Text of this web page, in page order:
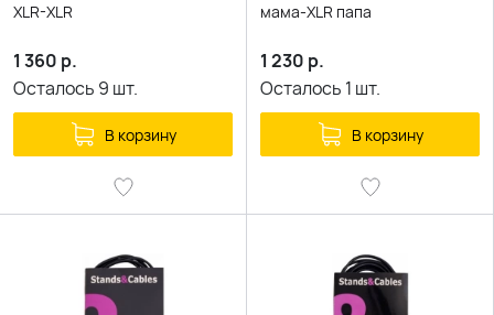
XLR-XLR
1 360 р.
Осталось 9 шт.
В корзину
мама-XLR папа
1 230 р.
Осталось 1 шт.
В корзину